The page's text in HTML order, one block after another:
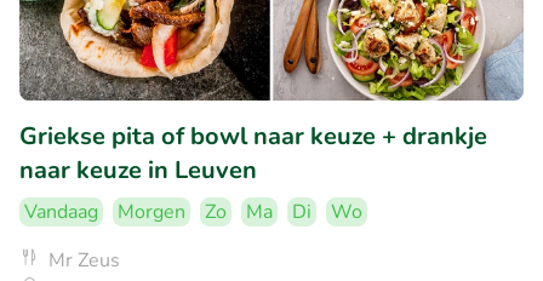
Griekse pita of bowl naar keuze + drankje
naar keuze in Leuven
Vandaag Morgen Zo Ma Di
Wo
Mr Zeus